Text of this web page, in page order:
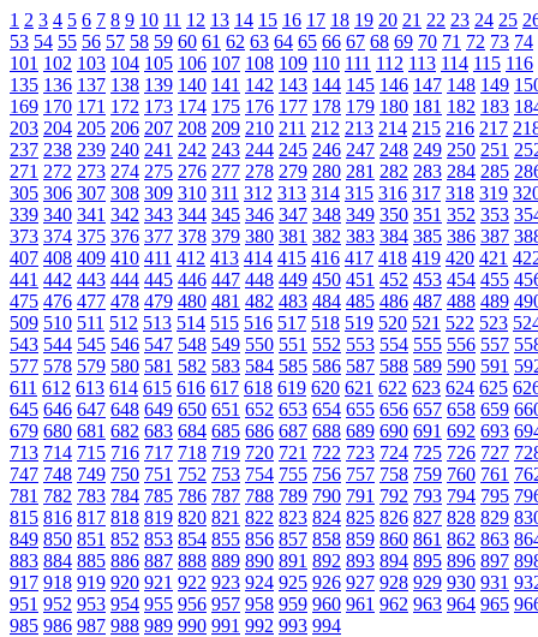
1 2 3 4 5 6 7 8 9 10 11 12 13 14 15 16 17 18 19 20 21 22 23 24 25
53 54 55 56 57 58 59 60 61 62 63 64 65 66 67 68 69 70 71 72 73 74
101 102 103 104 105 106 107 108 109 110 111 112 113 114 115 116
135 136 137 138 139 140 141 142 143 144 145 146 147 148 149
169 170 171 172 173 174 175 176 177 178 179 180 181 182 183
203 204 205 206 207 208 209 210 211 212 213 214 215 216 217
237 238 239 240 241 242 243 244 245 246 247 248 249 250 251
271 272 273 274 275 276 277 278 279 280 281 282 283 284 285
305 306 307 308 309 310 311 312 313 314 315 316 317 318 319
339 340 341 342 343 344 345 346 347 348 349 350 351 352 353
373 374 375 376 377 378 379 380 381 382 383 384 385 386 387
407 408 409 410 411 412 413 414 415 416 417 418 419 420 421
441 442 443 444 445 446 447 448 449 450 451 452 453 454 455
475 476 477 478 479 480 481 482 483 484 485 486 487 488 489
509 510 511 512 513 514 515 516 517 518 519 520 521 522 523
543 544 545 546 547 548 549 550 551 552 553 554 555 556 557
577 578 579 580 581 582 583 584 585 586 587 588 589 590 591
611 612 613 614 615 616 617 618 619 620 621 622 623 624 625
645 646 647 648 649 650 651 652 653 654 655 656 657 658 659
679 680 681 682 683 684 685 686 687 688 689 690 691 692 693
713 714 715 716 717 718 719 720 721 722 723 724 725 726 727
747 748 749 750 751 752 753 754 755 756 757 758 759 760 761
781 782 783 784 785 786 787 788 789 790 791 792 793 794 795
815 816 817 818 819 820 821 822 823 824 825 826 827 828 829
849 850 851 852 853 854 855 856 857 858 859 860 861 862 863
883 884 885 886 887 888 889 890 891 892 893 894 895 896 897
917 918 919 920 921 922 923 924 925 926 927 928 929 930 931
951 952 953 954 955 956 957 958 959 960 961 962 963 964 965
985 986 987 988 989 990 991 992 993 994